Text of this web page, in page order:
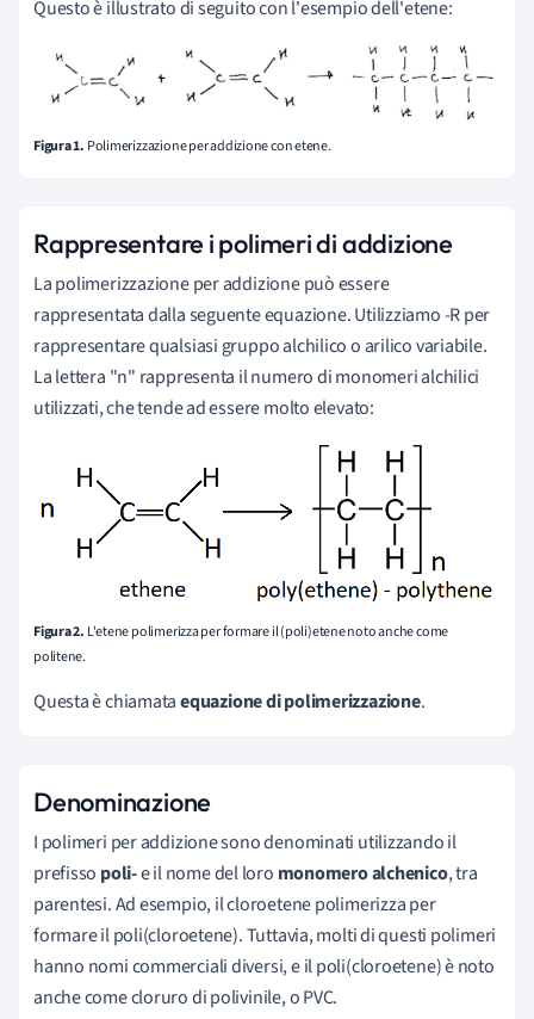
Questo è illustrato di seguito con l'esempio dell'etene:
Figura 1. Polimerizzazione per addizione con etene.
Rappresentare i polimeri di addizione
La polimerizzazione per addizione può essere
rappresentata dalla seguente equazione. Utilizziamo -R per
rappresentare qualsiasi gruppo alchilico o arilico variabile.
La lettera "n" rappresenta il numero di monomeri alchilici
utilizzati, che tende ad essere molto elevato:
Figura 2. L'etene polimerizza per formare il (poli)etene noto anche come
politene.
Questa è chiamataequazione di polimerizzazione.
Denominazione
I polimeri per addizione sono denominati utilizzando il
prefisso poli-e il nome del loro monomero alchenico, tra
parentesi. Ad esempio, il cloroetene polimerizza per
formare il poli(cloroetene). Tuttavia, molti di questi polimeri
hanno nomi commerciali diversi, e il poli(cloroetene) è noto
anche come cloruro di polivinile, o PVC.